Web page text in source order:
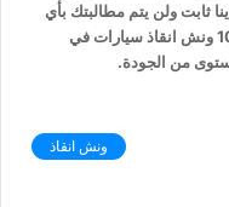
ثابت ولن يتم مطالبتك بأي
رسوم إضافية أو إكرامية لاننا نمتلك اكثر من 100 ونش انقاذ سيارات في
من الجودة.
ونش انقاذ